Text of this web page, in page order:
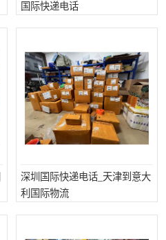
国际快递电话
深圳国际快递电话_天津到意大
利国际物流